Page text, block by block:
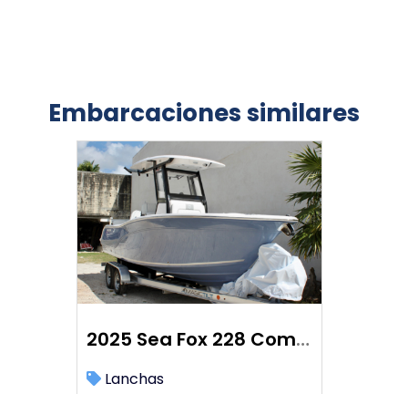
Embarcaciones similares
2025 Sea Fox 228 Commander
Lanchas